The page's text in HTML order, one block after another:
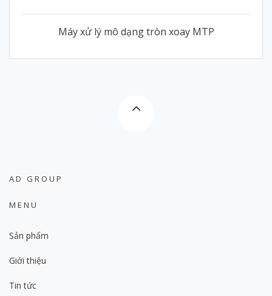
Máy xử lý mô dạng tròn xoay MTP
AD GROUP
MENU
Sản phẩm
Giới thiệu
Tin tức